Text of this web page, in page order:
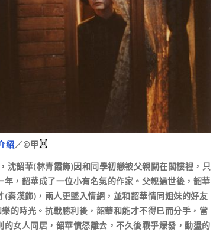
紹／©甲上
沈韶華(林青霞飾)因和同學初戀被父親關在閣樓裡，只
，韶華成了一位小有名氣的作家。父親過世後，韶華
秦漢飾)，兩人更墜入情網，並和韶華情同姐妹的好友
的時光。抗戰勝利後，韶華和能才不得已而分手，當
女人同居，韶華憤怒離去，不久後戰爭爆發，動盪的